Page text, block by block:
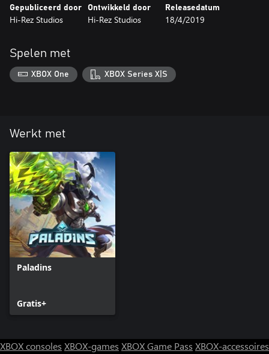
Gepubliceerd door
Hi-Rez Studios
Ontwikkeld door
Hi-Rez Studios
Releasedatum
18/4/2019
Spelen met
XBOX One XBOX Series X|S
Werkt met
Paladins
Gratis+
XBOX consoles XBOX-games XBOX Game Pass XBOX-accessoires